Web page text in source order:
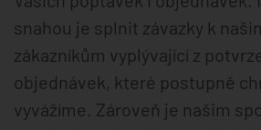
snahou je splnit závazky k
zákazníkům vyplývající z
objednávek, které postupně
vyvážíme. Zároveň je našim